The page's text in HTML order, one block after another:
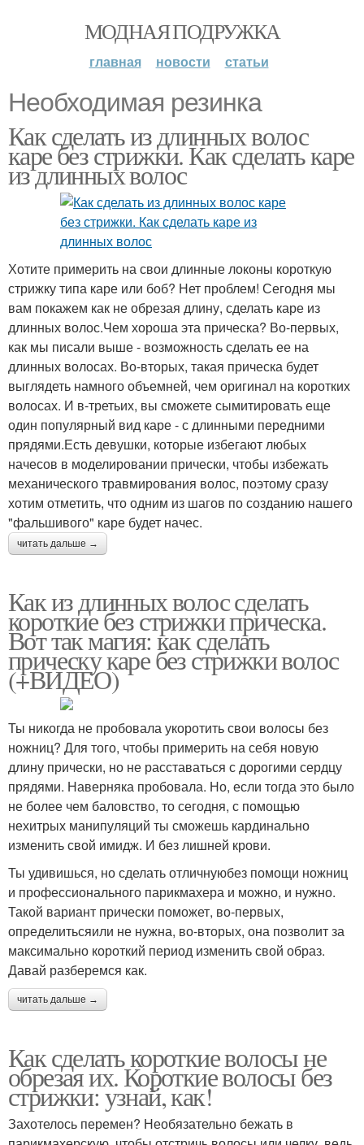
МОДНАЯ ПОДРУЖКА
главная новости статьи
Необходимая резинка
Как сделать из длинных волос
каре без стрижки. Как сделать каре
из длинных волос
Хотите примерить на свои длинные локоны короткую
стрижку типа каре или боб? Нет проблем! Сегодня мы
вам покажем как не обрезая длину, сделать каре из
длинных волос.Чем хороша эта прическа? Во-первых,
как мы писали выше - возможность сделать ее на
длинных волосах. Во-вторых, такая прическа будет
выглядеть намного объемней, чем оригинал на коротких
волосах. И в-третьих, вы сможете сымитировать еще
один популярный вид каре - с длинными передними
прядями.Есть девушки, которые избегают любых
начесов в моделировании прически, чтобы избежать
механического травмирования волос, поэтому сразу
хотим отметить, что одним из шагов по созданию нашего
"фальшивого" каре будет начес.
читать дальше →
Как из длинных волос сделать
короткие без стрижки прическа.
Вот так магия: как сделать
прическу каре без стрижки волос
(+ВИДЕО)
Ты никогда не пробовала укоротить свои волосы без
ножниц? Для того, чтобы примерить на себя новую
длину прически, но не расставаться с дорогими сердцу
прядями. Наверняка пробовала. Но, если тогда это было
не более чем баловство, то сегодня, с помощью
нехитрых манипуляций ты сможешь кардинально
изменить свой имидж. И без лишней крови.
Ты удивишься, но сделать отличнуюбез помощи ножниц
и профессионального парикмахера и можно, и нужно.
Такой вариант прически поможет, во-первых,
определитьсяили не нужна, во-вторых, она позволит за
максимально короткий период изменить свой образ.
Давай разберемся как.
читать дальше →
Как сделать короткие волосы не
обрезая их. Короткие волосы без
стрижки: узнай, как!
Захотелось перемен? Необязательно бежать в